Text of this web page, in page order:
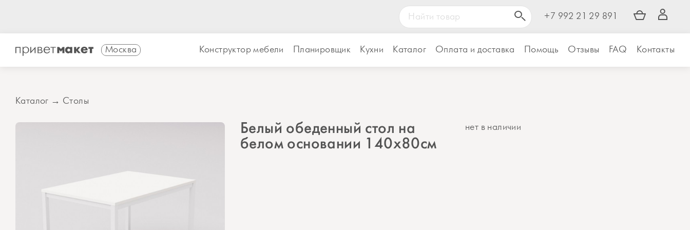
+7 992 21 29 891
Москва Конструктор мебели Планировщик Кухни Каталог Оплата и доставка Помощь Отзывы FAQ Контакты
Каталог → Столы
Белый обеденный стол на
белом основании 140х80см
нет в наличии